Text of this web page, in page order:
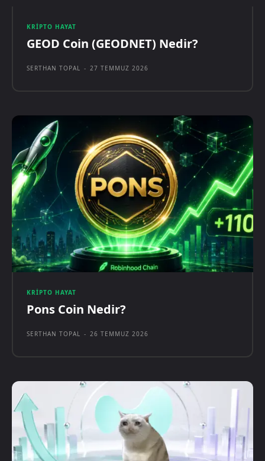
KRIPTO HAYAT
GEOD Coin (GEODNET) Nedir?
SERTHAN TOPAL - 27 TEMMUZ 2026
KRIPTO HAYAT
Pons Coin Nedir?
SERTHAN TOPAL - 26 TEMMUZ 2026